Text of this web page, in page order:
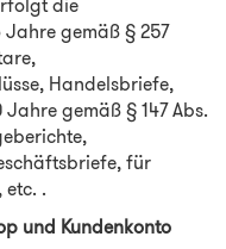
gemäß § 257
Handelsbriefe,
gemäß § 147 Abs.
für
.
und Kundenkonto